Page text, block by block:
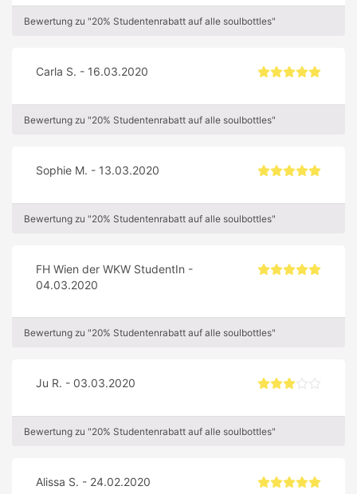
Bewertung zu "20% Studentenrabatt auf alle soulbottles"
Carla S. - 16.03.2020
Bewertung zu "20% Studentenrabatt auf alle soulbottles"
Sophie M. - 13.03.2020
Bewertung zu "20% Studentenrabatt auf alle soulbottles"
FH Wien der WKW StudentIn -
04.03.2020
Bewertung zu "20% Studentenrabatt auf alle soulbottles"
Ju R. - 03.03.2020
Bewertung zu "20% Studentenrabatt auf alle soulbottles"
Alissa S. - 24.02.2020